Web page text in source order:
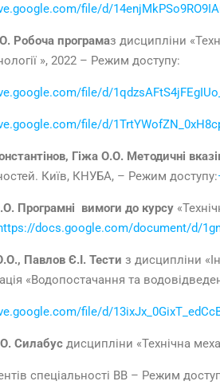
file/d/
Робоча програмаз дисципліни
», 2022 – Режим доступу:
file/d/
file/d/
Гіжа О.О. Методичні
Київ, КНУБА, – Режим доступу:
Програмні вимоги до курсу
docs.google.com/document/d/
Павлов Є.І. Тести з дисципліни
«Водопостачання та
file/d/
Силабус дисципліни «Технічна
спеціальності ВВ – Режим